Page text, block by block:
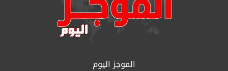
الموجز اليوم